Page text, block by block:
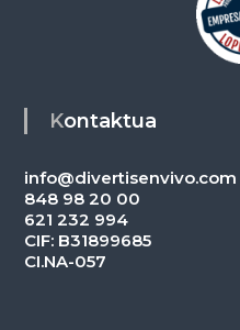
Kontaktua
info@divertisenvivo.com
848 98 20 00
621 232 994
CIF: B31899685
CI.NA-057